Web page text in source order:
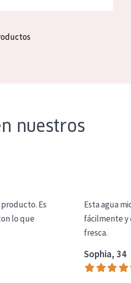
nuestros
Es
lo que
Esta agua
fácilmente y
fresca.
Sophia, 34